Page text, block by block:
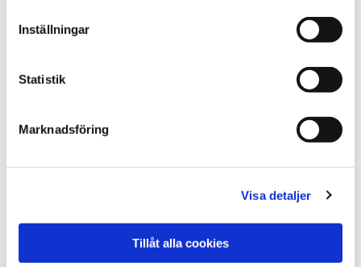
Inställningar
Statistik
Marknadsföring
Visa detaljer
Tillåt alla cookies
I vår huvudterminal finns motviktstruck och staplare. För
att komma i kontakt med huvudterminalen i Uddevalla,
Solrosgatan 3
452 33 Strömstad